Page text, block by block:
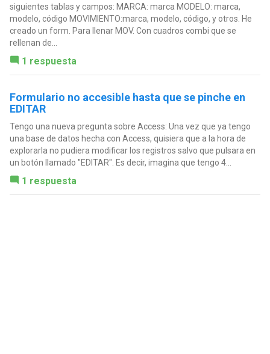
siguientes tablas y campos: MARCA: marca MODELO: marca,
modelo, código MOVIMIENTO:marca, modelo, código, y otros. He
creado un form. Para llenar MOV. Con cuadros combi que se
rellenan de...
1 respuesta
Formulario no accesible hasta que se pinche en
EDITAR
Tengo una nueva pregunta sobre Access: Una vez que ya tengo
una base de datos hecha con Access, quisiera que a la hora de
explorarla no pudiera modificar los registros salvo que pulsara en
un botón llamado "EDITAR". Es decir, imagina que tengo 4...
1 respuesta